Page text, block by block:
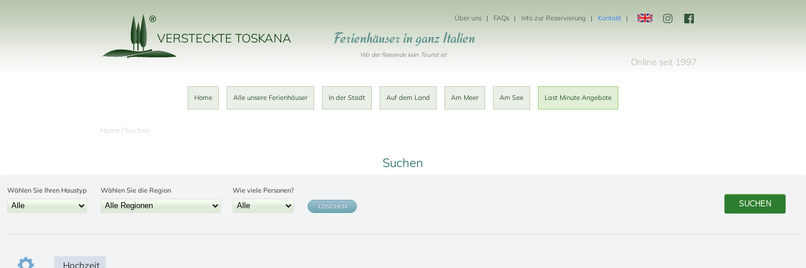
VERSTECKTE TOSKANA
Über uns FAQs Info zur Reservierung Kontakt
Ferienhäuser in ganz Italien
Wo der Reisende kein Tourist ist
Online seit 1997
Home Alle unsere Ferienhäuser In der Stadt Auf dem Land Am Meer Am See Last Minute Angebote
Home Suchen
Suchen
Wählen Sie Ihren Haustyp Wählen Sie die Region Wie viele Personen?
LÖSCHEN
Hochzeit